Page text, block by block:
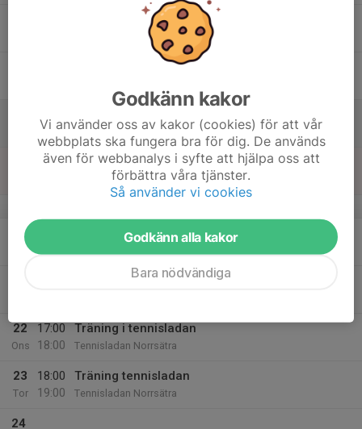
Träning tennisladan
Tennisladan Norrsätra
20
Mån
22
Ons
17:00
18:00
Träning i tennisladan
Tennisladan Norrsätra
23
Tor
18:00
19:00
Träning tennisladan
Tennisladan Norrsätra
24
Godkänn kakor
Vi använder oss av kakor (cookies) för att vår
webbplats ska fungera bra för dig. De används
även för webbanalys i syfte att hjälpa oss att
förbättra våra tjänster.
Så använder vi cookies
Godkänn alla kakor
Bara nödvändiga